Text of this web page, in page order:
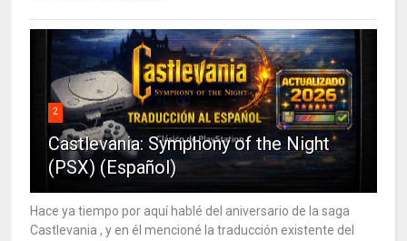
2
Castlevania: Symphony of the Night
(PSX) (Español)
Hace ya tiempo por aquí hablé del aniversario de la saga
Castlevania , y en él mencioné la traducción existente del